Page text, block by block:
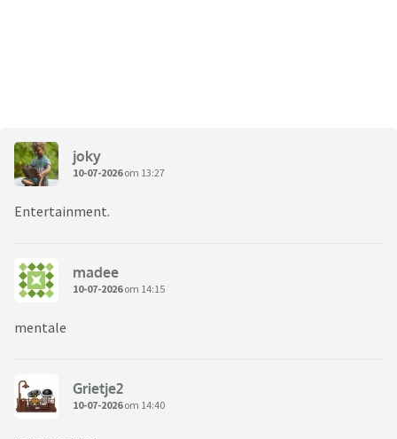
joky
10-07-2026om 13:27
Entertainment.
madee
10-07-2026om 14:15
mentale
Grietje2
10-07-2026om 14:40